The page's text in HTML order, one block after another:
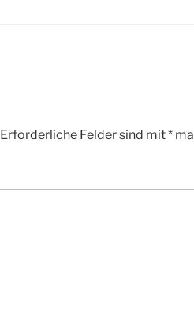
Erforderliche Felder sind mit*